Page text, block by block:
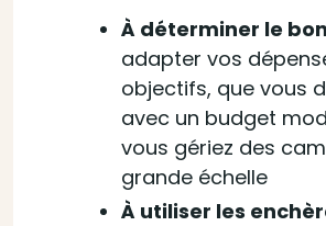
À déterminer le
adapter vos
objectifs, que vous
avec un budget
vous gériez des
grande échelle
À utiliser les